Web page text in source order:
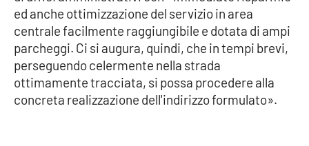
Sport
RUBRICHE
ed anche ottimizzazione del servizio in area
centrale facilmente raggiungibile e dotata di ampi
parcheggi. Ci si augura, quindi, che in tempi brevi,
perseguendo celermente nella strada
ottimamente tracciata, si possa procedere alla
concreta realizzazione dell'indirizzo formulato».